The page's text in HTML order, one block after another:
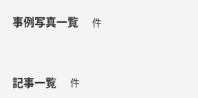
事例写真一覧 件
記事一覧 件